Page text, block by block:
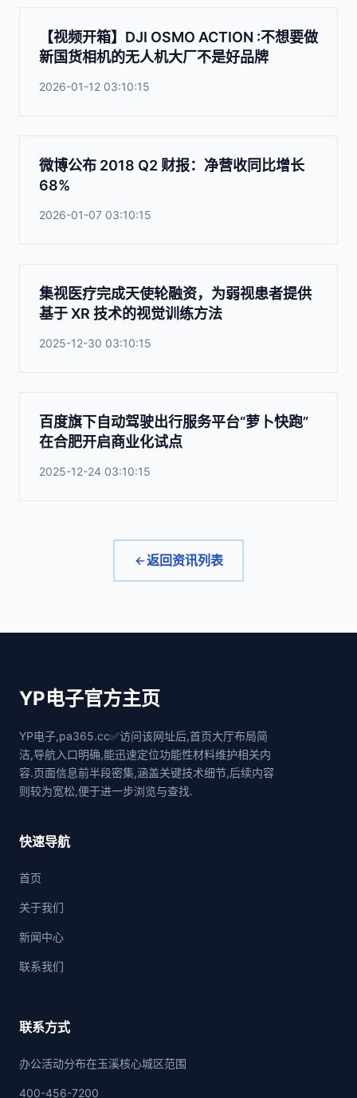
【视频开箱】DJI OSMO ACTION :不想要做
新国货相机的无人机大厂不是好品牌
2026-01-12 03:10:15
微博公布 2018 Q2 财报：净营收同比增长
68%
2026-01-07 03:10:15
集视医疗完成天使轮融资，为弱视患者提供
基于 XR 技术的视觉训练方法
2025-12-30 03:10:15
百度旗下自动驾驶出行服务平台“萝卜快跑”
在合肥开启商业化试点
2025-12-24 03:10:15
返回资讯列表
YP电子官方主页
YP电子,pa365.cc✅访问该网址后,首页大厅布局简
洁,导航入口明确,能迅速定位功能性材料维护相关内
容.页面信息前半段密集,涵盖关键技术细节,后续内容
则较为宽松,便于进一步浏览与查找.
快速导航
首页
关于我们
新闻中心
联系我们
联系方式
办公活动分布在玉溪核心城区范围
400-456-7200